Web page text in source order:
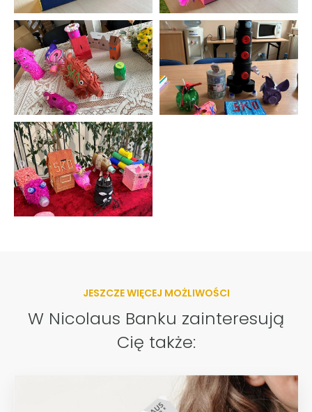
JESZCZE WIĘCEJ MOŻLIWOŚCI
W Nicolaus Banku zainteresują
Cię także: